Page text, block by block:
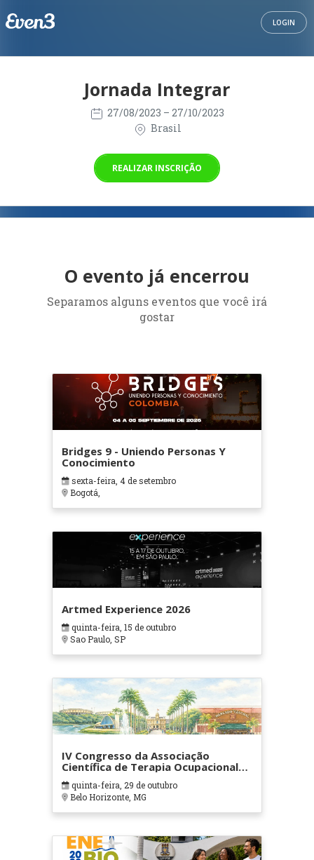
LOGIN
Jornada Integrar
27/08/2023 – 27/10/2023
Brasil
REALIZAR INSCRIÇÃO
O evento já encerrou
Separamos alguns eventos que você irá
gostar
Bridges 9 - Uniendo Personas Y
Conocimiento
sexta-feira, 4 de setembro
Bogotá,
Artmed Experience 2026
quinta-feira, 15 de outubro
Sao Paulo, SP
IV Congresso da Associação
Científica de Terapia Ocupacional
em Contextos Hospitalares e
Cuidados Paliativos - ATOHOSP
quinta-feira, 29 de outubro
Belo Horizonte, MG